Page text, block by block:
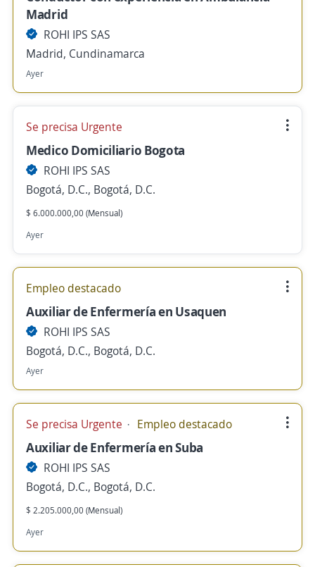
Madrid
ROHI IPS SAS
Madrid, Cundinamarca
Ayer
Se precisa Urgente
Medico Domiciliario Bogota
ROHI IPS SAS
Bogotá, D.C., Bogotá, D.C.
$ 6.000.000,00 (Mensual)
Ayer
Empleo destacado
Auxiliar de Enfermería en Usaquen
ROHI IPS SAS
Bogotá, D.C., Bogotá, D.C.
Ayer
Se precisa Urgente Empleo destacado
Auxiliar de Enfermería en Suba
ROHI IPS SAS
Bogotá, D.C., Bogotá, D.C.
$ 2.205.000,00 (Mensual)
Ayer